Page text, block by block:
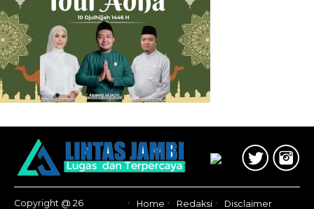
Copyright @ 26
Home Redaksi Disclaimer